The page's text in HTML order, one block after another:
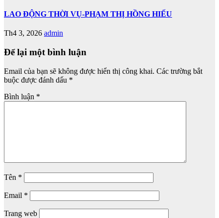
LAO ĐỘNG THỜI VỤ-PHẠM THỊ HỒNG HIẾU
Th4 3, 2026 admin
Để lại một bình luận
Email của bạn sẽ không được hiển thị công khai. Các trường bắt
buộc được đánh dấu *
Bình luận *
Tên *
Email *
Trang web